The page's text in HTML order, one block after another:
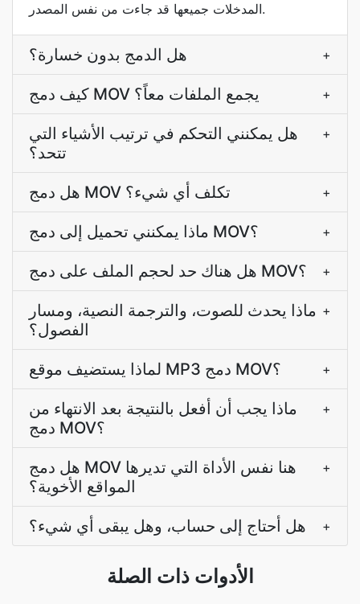
المدخلات جميعها قد جاءت من نفس المصدر.
هل الدمج بدون خسارة؟ +
كيف دمج MOV يجمع الملفات معاً؟ +
هل يمكنني التحكم في ترتيب الأشياء التي
تتحد؟
+
هل دمج MOV تكلف أي شيء؟ +
ماذا يمكنني تحميل إلى دمج MOV؟ +
هل هناك حد لحجم الملف على دمج MOV؟ +
ماذا يحدث للصوت، والترجمة النصية، ومسار
الفصول؟
+
لماذا يستضيف موقع MP3 دمج MOV؟ +
ماذا يجب أن أفعل بالنتيجة بعد الانتهاء من
دمج MOV؟
+
هل دمج MOV هنا نفس الأداة التي تديرها
المواقع الأخوية؟
+
هل أحتاج إلى حساب، وهل يبقى أي شيء؟ +
الأدوات ذات الصلة